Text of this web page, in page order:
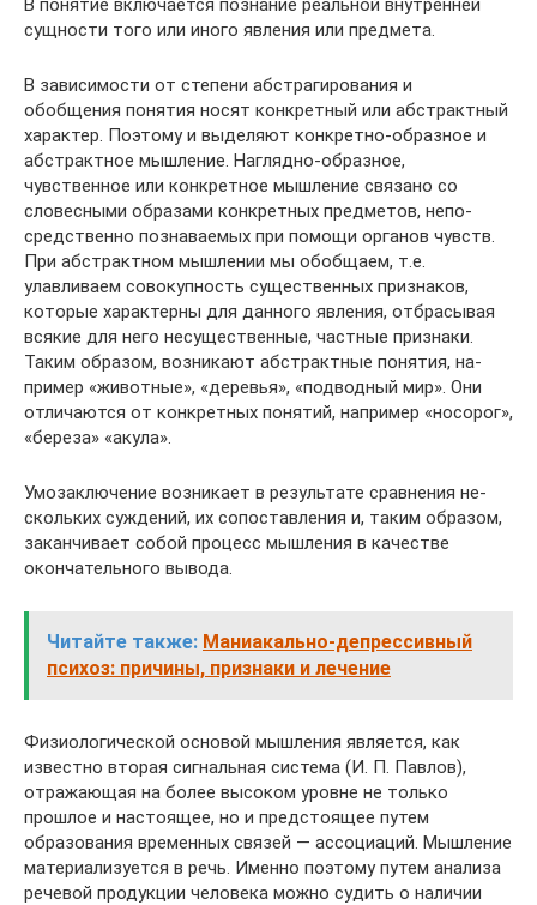
сущности того или иного явления или предмета.
В зависимости от степени абстрагирования и
обобщения по­нятия носят конкретный или абстрактный
характер. Поэтому и выделяют конкретно-образное и
абстрактное мышление. На­глядно-образное,
чувственное или конкретное мышление свя­зано со
словесными образами конкретных предметов, непо­
средственно познаваемых при помощи органов чувств.
При абст­рактном мышлении мы обобщаем, т.е.
улавливаем совокупность существенных признаков,
которые характерны для данного яв­ления, отбрасывая
всякие для него несущественные, частные признаки.
Таким образом, возникают абстрактные понятия, на­
пример «животные», «деревья», «подводный мир». Они
отли­чаются от конкретных понятий, например «носорог»,
«береза» «акула».
Умозаключение возникает в результате сравнения не­
скольких суждений, их сопоставления и, таким образом,
закан­чивает собой процесс мышления в качестве
окончательного вы­вода.
Читайте также: Маниакально-депрессивный
психоз: причины, признаки и лечение
Физиологической основой мышления является, как
известно вторая сигнальная система (И. П. Павлов),
отражающая на более высоком уровне не только
прошлое и настоящее, но и предстоя­щее путем
образования временных связей — ассоциаций. Мышле­ние
материализуется в речь. Именно поэтому путем анализа
рече­вой продукции человека можно судить о наличии